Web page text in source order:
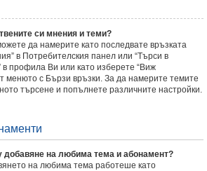
си мнения и теми?
да намерите като последвате връзката
в Потребителския панел или “Търси в
в профила Ви или като изберете “Виж
менюто с Бързи връзки. За да намерите темите
търсене и попълнете различните настройки.
добавяне на любима тема и абонамент?
на любима тема работеше като